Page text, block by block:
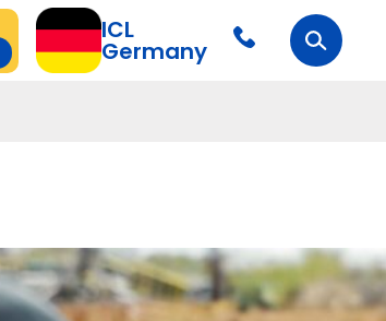
ICL
Germany